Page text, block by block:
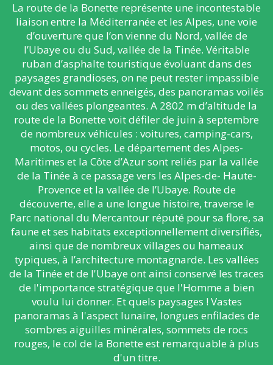
La route de la Bonette représente une incontestable
liaison entre la Méditerranée et les Alpes, une voie
d’ouverture que l’on vienne du Nord, vallée de
l’Ubaye ou du Sud, vallée de la Tinée. Véritable
ruban d’asphalte touristique évoluant dans des
paysages grandioses, on ne peut rester impassible
devant des sommets enneigés, des panoramas voilés
ou des vallées plongeantes. A 2802 m d’altitude la
route de la Bonette voit défiler de juin à septembre
de nombreux véhicules : voitures, camping-cars,
motos, ou cycles. Le département des Alpes-
Maritimes et la Côte d’Azur sont reliés par la vallée
de la Tinée à ce passage vers les Alpes-de- Haute-
Provence et la vallée de l’Ubaye. Route de
découverte, elle a une longue histoire, traverse le
Parc national du Mercantour réputé pour sa flore, sa
faune et ses habitats exceptionnellement diversifiés,
ainsi que de nombreux villages ou hameaux
typiques, à l’architecture montagnarde. Les vallées
de la Tinée et de l'Ubaye ont ainsi conservé les traces
de l'importance stratégique que l'Homme a bien
voulu lui donner. Et quels paysages ! Vastes
panoramas à l'aspect lunaire, longues enfilades de
sombres aiguilles minérales, sommets de rocs
rouges, le col de la Bonette est remarquable à plus
d'un titre.